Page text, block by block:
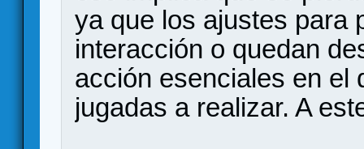
ya que los ajustes para
interacción o quedan
acción esenciales en el
jugadas a realizar. A